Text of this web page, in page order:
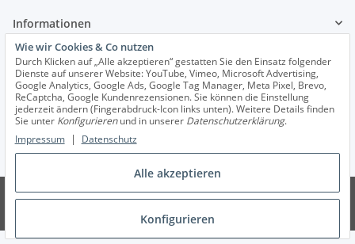
Alle akzeptieren
Konfigurieren
Wie wir Cookies & Co nutzen
Durch Klicken auf „Alle akzeptieren“ gestatten Sie den Einsatz folgender
Dienste auf unserer Website: YouTube, Vimeo, Microsoft Advertising,
Google Analytics, Google Ads, Google Tag Manager, Meta Pixel, Brevo,
ReCaptcha, Google Kundenrezensionen. Sie können die Einstellung
jederzeit ändern (Fingerabdruck-Icon links unten). Weitere Details finden
Sie unter Konfigurierenund in unserer Datenschutzerklärung.
Impressum | Datenschutz
Informationen
Wir helfen Ihnen
Vertrag widerrufen
* Alle Preise inkl. gesetzlicher USt., zzgl.Versand
© Hawlik GmbH Pilzbrut